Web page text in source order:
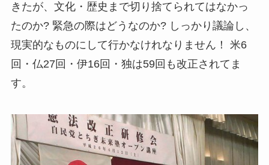
きたが、文化・歴史まで切り捨てられてはなかっ
たのか? 緊急の際はどうなのか? しっかり議論し、
現実的なものにして行かなけれなりません！ 米6
回・仏27回・伊16回・独は59回も改正されてま
す。